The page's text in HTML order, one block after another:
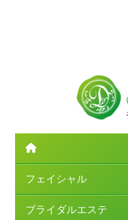
フェイシャル
ブライダルエステ